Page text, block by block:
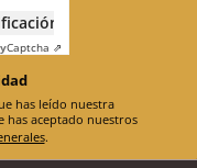
Captcha ⇗
.